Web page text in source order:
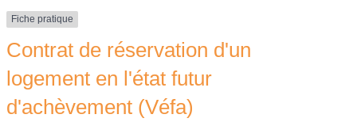
Fiche pratique
Contrat de réservation d'un
logement en l'état futur
d'achèvement (Véfa)